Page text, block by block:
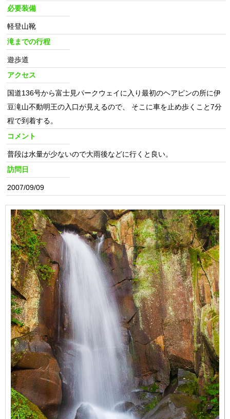
必要装備
軽登山靴
滝までの行程
遊歩道
アクセス
国道136号から富士見パークウェイに入り最初のヘアピンの所に伊
豆滝山不動明王の入口が見えるので、 そこに車を止め歩くこと7分
程で到着する。
コメント
普段は水量が少ないので大雨後などに行くと良い。
訪問日
2007/09/09